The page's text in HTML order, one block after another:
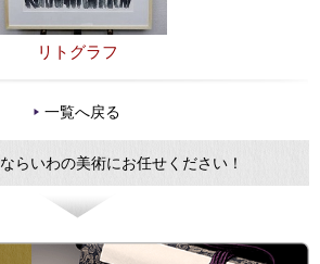
リトグラフ
一覧へ戻る
ならいわの美術にお任せください！